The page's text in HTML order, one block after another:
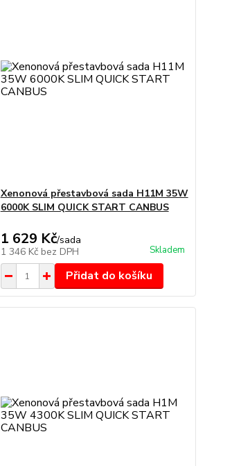
Xenonová přestavbová sada H11M 35W
6000K SLIM QUICK START CANBUS
1 629 Kč/sada
1 346 Kč bez DPH Skladem
Přidat do košíku